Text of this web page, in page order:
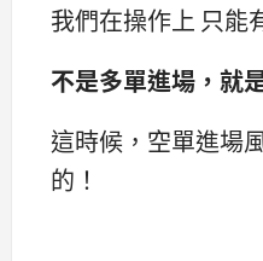
我們在操作上 只能
不是多單進場，就
這時候，空單進場
的！